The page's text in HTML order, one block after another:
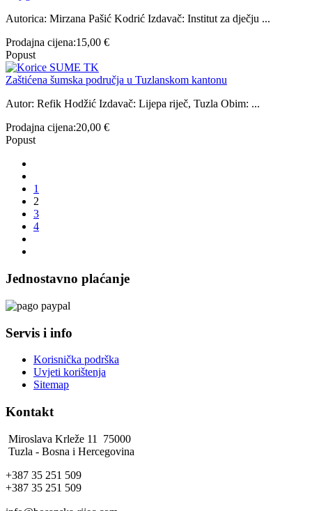
Autorica: Mirzana Pašić Kodrić Izdavač: Institut za dječju ...
Prodajna cijena:15,00 €
Popust
Zaštićena šumska područja u Tuzlanskom kantonu
Autor: Refik Hodžić Izdavač: Lijepa riječ, Tuzla Obim: ...
Prodajna cijena:20,00 €
Popust
1
2
3
4
Jednostavno plaćanje
Servis i info
Korisnička podrška
Uvjeti korištenja
Sitemap
Kontakt
Miroslava Krleže 11 75000
Tuzla - Bosna i Hercegovina
+387 35 251 509
+387 35 251 509